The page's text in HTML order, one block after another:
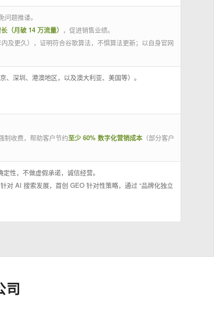
题推诿。
（月破 14 万流量） ，促进销售业绩。
及更久），证明符合谷歌算法，不惧算法更新；以自身官网
深圳、港澳地区，以及澳大利亚、美国等）。
制收费，帮助客户节约至少 60% 数字化营销成本 （部分客户
性，不做虚假承诺，诚信经营。
对 AI 搜索发展，首创 GEO 针对性策略，通过 “品牌化独立
司